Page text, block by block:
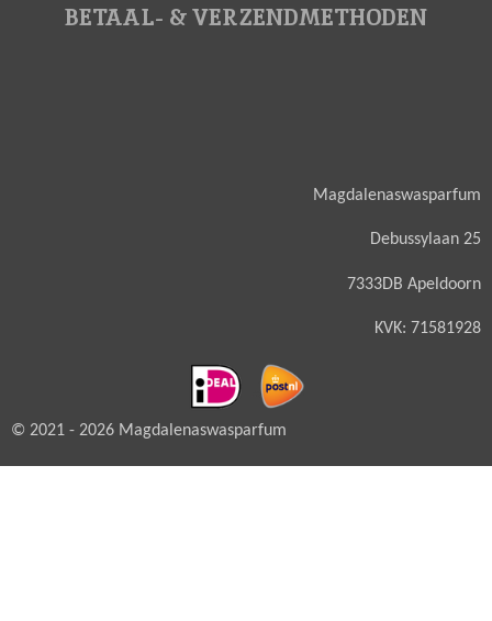
BETAAL- & VERZENDMETHODEN
Magdalenaswasparfum
Debussylaan 25
7333DB Apeldoorn
KVK: 71581928
© 2021 - 2026 Magdalenaswasparfum